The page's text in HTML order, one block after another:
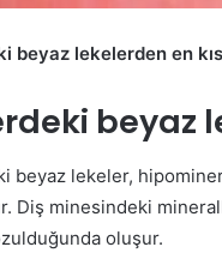
beyaz lekelerden en
beyaz
beyaz lekeler,
Diş minesindeki
oluşur.